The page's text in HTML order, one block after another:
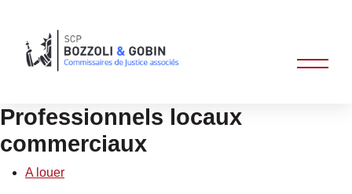
Professionnels locaux
commerciaux
A louer